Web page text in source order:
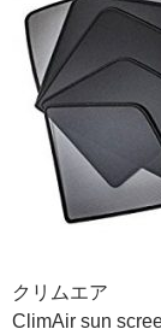
クリムエア
ClimAir sun